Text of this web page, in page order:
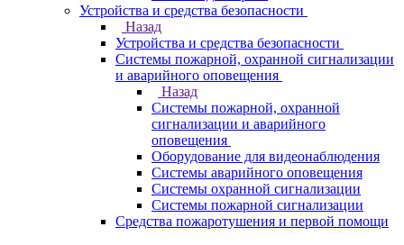
Устройства и средства безопасности
Назад
Устройства и средства безопасности
Системы пожарной, охранной сигнализации
и аварийного оповещения
Назад
Системы пожарной, охранной
сигнализации и аварийного
оповещения
Оборудование для видеонаблюдения
Системы аварийного оповещения
Системы охранной сигнализации
Системы пожарной сигнализации
Средства пожаротушения и первой помощи